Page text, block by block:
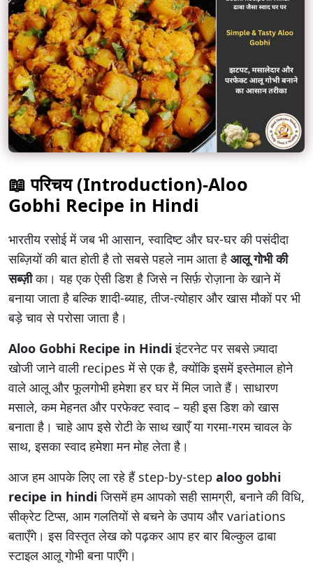
📖 परिचय (Introduction)-Aloo
Gobhi Recipe in Hindi
भारतीय रसोई में जब भी आसान, स्वादिष्ट और घर-घर की पसंदीदा
सब्ज़ियों की बात होती है तो सबसे पहले नाम आता है आलू गोभी की
सब्ज़ीका। यह एक ऐसी डिश है जिसे न सिर्फ़ रोज़ाना के खाने में
बनाया जाता है बल्कि शादी-ब्याह, तीज-त्योहार और खास मौकों पर भी
बड़े चाव से परोसा जाता है।
Aloo Gobhi Recipe in Hindiइंटरनेट पर सबसे ज़्यादा
खोजी जाने वाली recipes में से एक है, क्योंकि इसमें इस्तेमाल होने
वाले आलू और फूलगोभी हमेशा हर घर में मिल जाते हैं। साधारण
मसाले, कम मेहनत और परफेक्ट स्वाद – यही इस डिश को खास
बनाता है। चाहे आप इसे रोटी के साथ खाएँ या गरमा-गरम चावल के
साथ, इसका स्वाद हमेशा मन मोह लेता है।
आज हम आपके लिए ला रहे हैं step-by-step aloo gobhi
recipe in hindiजिसमें हम आपको सही सामग्री, बनाने की विधि,
सीक्रेट टिप्स, आम गलतियों से बचने के उपाय और variations
बताएँगे। इस विस्तृत लेख को पढ़कर आप हर बार बिल्कुल ढाबा
स्टाइल आलू गोभी बना पाएँगे।